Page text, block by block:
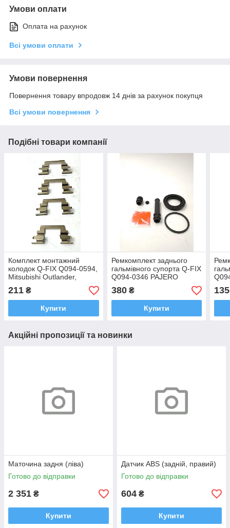
Умови оплати
Оплата на рахунок
Всі умови оплати
Умови повернення
Повернення товару впродовж 14 днів за рахунок покупця
Всі умови повернення
Подібні товари компанії
Комплект монтажний
колодок Q-FIX Q094-0594,
Mitsubishi Outlander,
Lancer, ASX 2006- OEM
MR527673
211 ₴
Купити
Ремкомплект заднього
гальмівного супорта Q-FIX
Q094-0346 PAJERO
WAGON/Паджеро Вагон
4605A484
380₴
Купити
06-
135
Акційні пропозиції та новинки
Маточина задня (ліва)
Готово до відправки
2 351 ₴
Купити
Датчик ABS (задній, правий)
Готово до відправки
604 ₴
Купити